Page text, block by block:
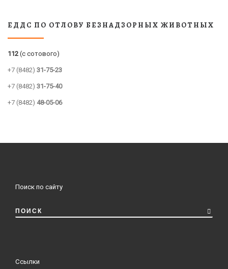
ЕДДС ПО ОТЛОВУ БЕЗНАДЗОРНЫХ ЖИВОТНЫХ
112 (с сотового)
+7 (8482) 31-75-23
+7 (8482) 31-75-40
+7 (8482) 48-05-06
Поиск по сайту
ПОИСК
Ссылки